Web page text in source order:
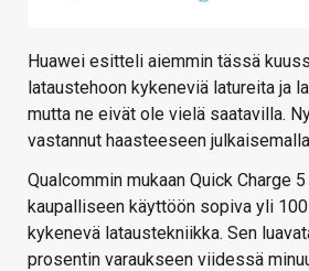
Huawei esitteli aiemmin tässä
lataustehoon kykeneviä latureita ja
mutta ne eivät ole vielä saatavilla.
vastannut haasteeseen
Qualcommin mukaan Quick Charge
kaupalliseen käyttöön sopiva yli
kykenevä lataustekniikka. Sen
prosentin varaukseen viidessä